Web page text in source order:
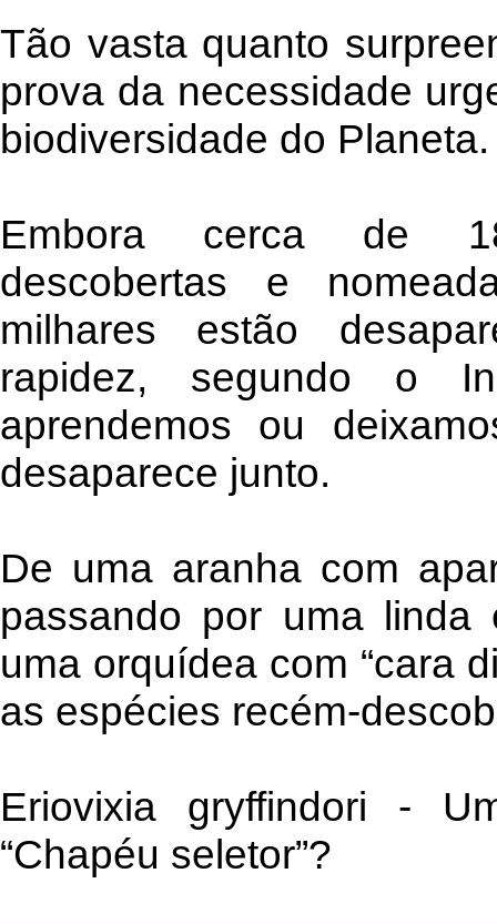
Tão vasta quanto
prova da necessidade
biodiversidade do Planeta.
Embora cerca de
descobertas e
milhares estão
rapidez, segundo o
aprendemos ou
desaparece junto.
De uma aranha com
passando por uma
uma orquídea com “cara
as espécies recém-
Eriovixia gryffindori -
“Chapéu seletor”?